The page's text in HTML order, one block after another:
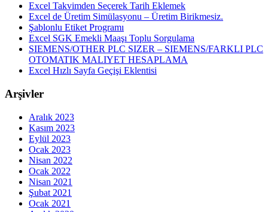
Excel Takvimden Seçerek Tarih Eklemek
Excel de Üretim Simülasyonu – Üretim Birikmesiz.
Şablonlu Etiket Programı
Excel SGK Emekli Maaşı Toplu Sorgulama
SIEMENS/OTHER PLC SIZER – SIEMENS/FARKLI PLC
OTOMATIK MALIYET HESAPLAMA
Excel Hızlı Sayfa Geçişi Eklentisi
Arşivler
Aralık 2023
Kasım 2023
Eylül 2023
Ocak 2023
Nisan 2022
Ocak 2022
Nisan 2021
Şubat 2021
Ocak 2021